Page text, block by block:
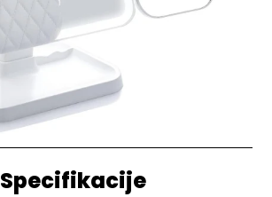
Specifikacije